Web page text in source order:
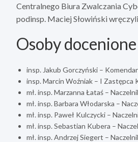
Centralnego Biura Zwalczania
podinsp. Maciej Słowiński
Osoby
insp. Jakub Gorczyński –
insp. Marcin Woźniak – I
mł. insp. Marzanna Łataś –
mł. insp. Barbara Włodarska –
mł. insp. Paweł Kulczycki –
mł. insp. Sebastian Kubera –
mł. insp. Andrzej Siegert –